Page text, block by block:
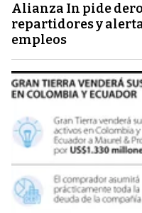
Alianza In pide
repartidores y
empleos